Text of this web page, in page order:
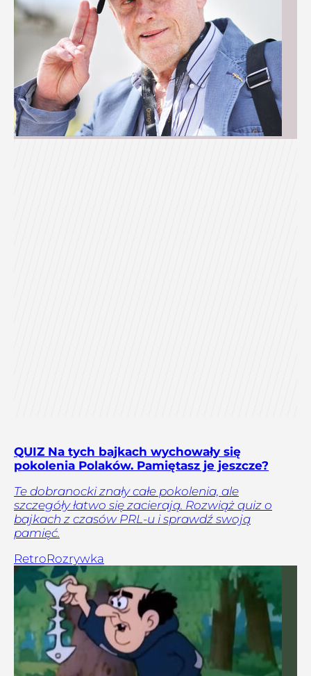
QUIZ Na tych bajkach wychowały się
pokolenia Polaków. Pamiętasz je jeszcze?
Te dobranocki znały całe pokolenia, ale
szczegóły łatwo się zacierają. Rozwiąż quiz o
bajkach z czasów PRL-u i sprawdź swoją
pamięć.
RetroRozrywka